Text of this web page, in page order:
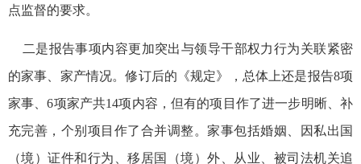
点监督的要求。
二是报告事项内容更加突出与领导干部权力行为关联紧密
的家事、家产情况。修订后的《规定》，总体上还是报告8项
家事、6项家产共14项内容，但有的项目作了进一步明晰、补
充完善，个别项目作了合并调整。家事包括婚姻、因私出国
（境）证件和行为、移居国（境）外、从业、被司法机关追